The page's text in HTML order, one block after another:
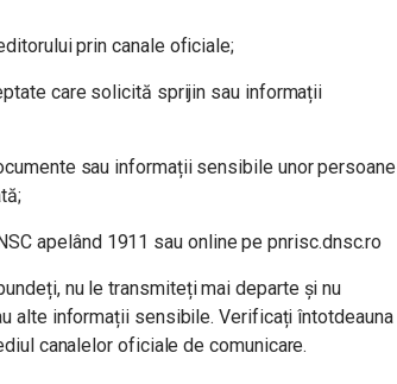
prin canale oficiale;
care solicită sprijin sau informații
sau informații sensibile unor persoane
apelând 1911 sau online pe pnrisc.dnsc.ro
nu le transmiteți mai departe și nu
alte informații sensibile. Verificați întotdeauna
canalelor oficiale de comunicare.